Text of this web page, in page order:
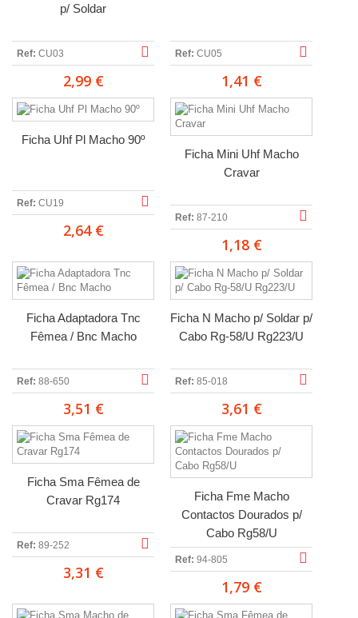
p/ Soldar
Ref: CU03
2,99 €
Ref: CU05
1,41 €
Ficha Uhf Pl Macho 90º
Ref: CU19
2,64 €
Ficha Mini Uhf Macho
Cravar
Ref: 87-210
1,18 €
Ficha Adaptadora Tnc
Fêmea / Bnc Macho
Ref: 88-650
3,51 €
Ficha N Macho p/ Soldar p/
Cabo Rg-58/U Rg223/U
Ref: 85-018
3,61 €
Ficha Sma Fêmea de
Cravar Rg174
Ref: 89-252
3,31 €
Ficha Fme Macho
Contactos Dourados p/
Cabo Rg58/U
Ref: 94-805
1,79 €